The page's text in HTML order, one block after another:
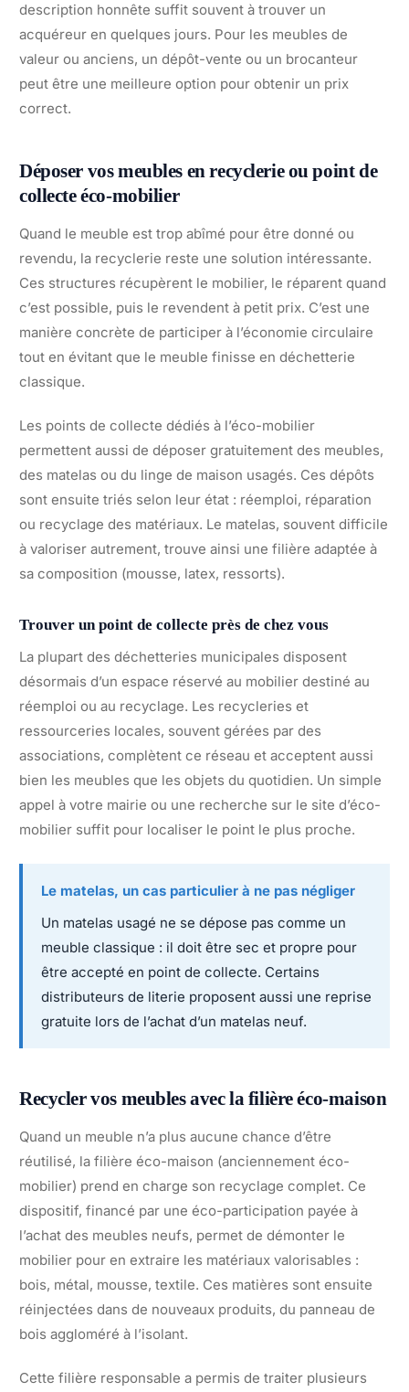
description honnête suffit souvent à trouver un
acquéreur en quelques jours. Pour les meubles de
valeur ou anciens, un dépôt-vente ou un brocanteur
peut être une meilleure option pour obtenir un prix
correct.
Déposer vos meubles en recyclerie ou point de
collecte éco-mobilier
Quand le meuble est trop abîmé pour être donné ou
revendu, la recyclerie reste une solution intéressante.
Ces structures récupèrent le mobilier, le réparent quand
c’est possible, puis le revendent à petit prix. C’est une
manière concrète de participer à l’économie circulaire
tout en évitant que le meuble finisse en déchetterie
classique.
Les points de collecte dédiés à l’éco-mobilier
permettent aussi de déposer gratuitement des meubles,
des matelas ou du linge de maison usagés. Ces dépôts
sont ensuite triés selon leur état : réemploi, réparation
ou recyclage des matériaux. Le matelas, souvent difficile
à valoriser autrement, trouve ainsi une filière adaptée à
sa composition (mousse, latex, ressorts).
Trouver un point de collecte près de chez vous
La plupart des déchetteries municipales disposent
désormais d’un espace réservé au mobilier destiné au
réemploi ou au recyclage. Les recycleries et
ressourceries locales, souvent gérées par des
associations, complètent ce réseau et acceptent aussi
bien les meubles que les objets du quotidien. Un simple
appel à votre mairie ou une recherche sur le site d’éco-
mobilier suffit pour localiser le point le plus proche.
Le matelas, un cas particulier à ne pas négliger
Un matelas usagé ne se dépose pas comme un
meuble classique : il doit être sec et propre pour
être accepté en point de collecte. Certains
distributeurs de literie proposent aussi une reprise
gratuite lors de l’achat d’un matelas neuf.
Recycler vos meubles avec la filière éco-maison
Quand un meuble n’a plus aucune chance d’être
réutilisé, la filière éco-maison (anciennement éco-
mobilier) prend en charge son recyclage complet. Ce
dispositif, financé par une éco-participation payée à
l’achat des meubles neufs, permet de démonter le
mobilier pour en extraire les matériaux valorisables :
bois, métal, mousse, textile. Ces matières sont ensuite
réinjectées dans de nouveaux produits, du panneau de
bois aggloméré à l’isolant.
Cette filière responsable a permis de traiter plusieurs